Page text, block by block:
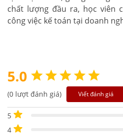
chất lượng đầu ra, học viên
công việc kế toán tại doanh
5.0
(0 lượt đánh giá) Viết đánh giá
5
4